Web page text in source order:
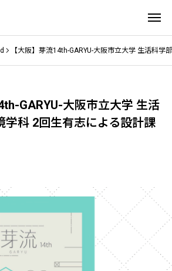
【大阪】芽流14th-GARYU-大阪市立大学 生活科
GARYU-大阪市立大学 生活
学科 2回生有志による設計課